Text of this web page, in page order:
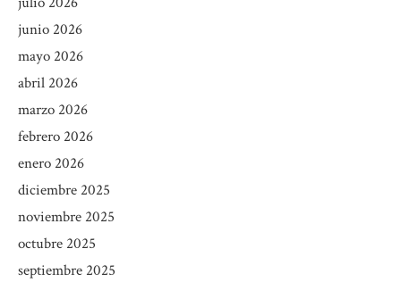
junio 2026
mayo 2026
abril 2026
marzo 2026
febrero 2026
enero 2026
diciembre 2025
noviembre 2025
octubre 2025
septiembre 2025